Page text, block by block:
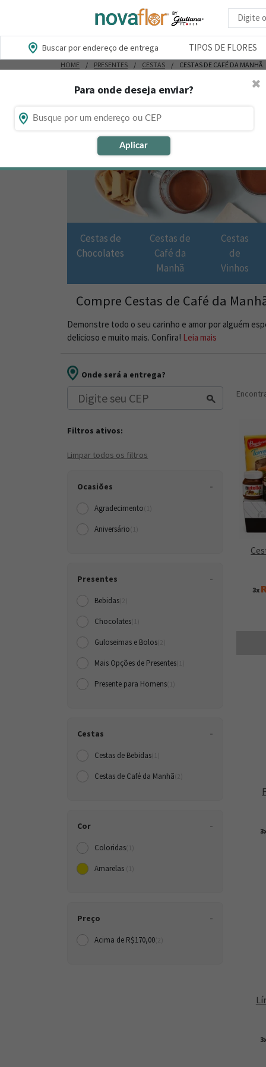
Busca
Buscar por endereço de entrega TIPOS DE FLORES
Para onde deseja enviar?
Aplicar
✖
HOME PRESENTES CESTAS CESTAS DE CAFÉ DA MANHÃ
Cestas de
Chocolates
Cestas de
Café da
Manh
Cestas
de
Vinhos
Compre Cestas de Café da
Demonstre todo o seu carinho e amor por alguém
delicioso e muito mais. Confira! Leia mais
Onde será a entrega?
Filtros ativos:
Limpar todos os filtros
Ocasiões
Agradecimento
Aniversário
Presentes
Bebidas
Chocolates
Guloseimas e Bolos
Mais Opções de Presentes
Presente para Homens
Cestas
Cestas de Bebidas
Cestas de Café da Manh
Cor
Coloridas
Amarelas
Preço
Acima de R$170,00
3x